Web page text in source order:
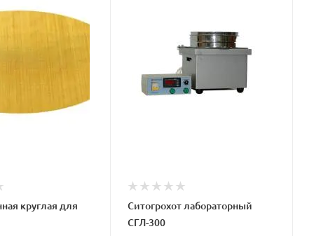
круглая для
Ситогрохот лабораторный
СГЛ-300